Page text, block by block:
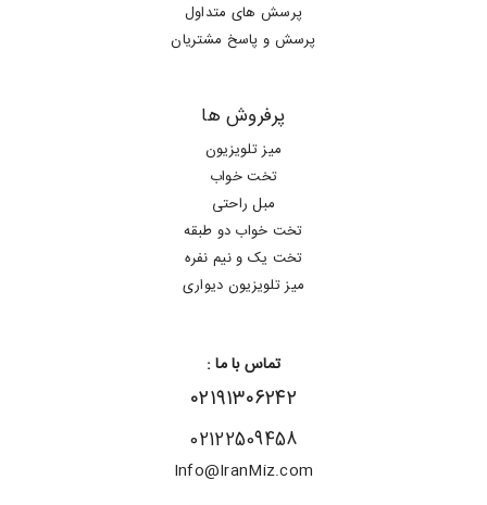
پرسش های متداول
پرسش و پاسخ مشتریان
پرفروش ها
میز تلویزیون
تخت خواب
مبل راحتی
تخت خواب دو طبقه
تخت یک و نیم نفره
میز تلویزیون دیواری
تماس با ما :
۰۲۱۹۱۳۰۶۲۴۲
02122509458
Info@IranMiz.com